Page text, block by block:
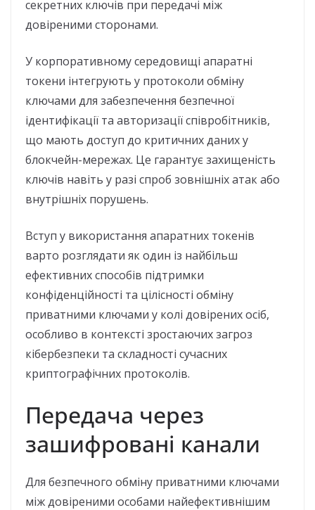
секретних ключів при передачі між
довіреними сторонами.
У корпоративному середовищі апаратні
токени інтегрують у протоколи обміну
ключами для забезпечення безпечної
ідентифікації та авторизації співробітників,
що мають доступ до критичних даних у
блокчейн-мережах. Це гарантує захищеність
ключів навіть у разі спроб зовнішніх атак або
внутрішніх порушень.
Вступ у використання апаратних токенів
варто розглядати як один із найбільш
ефективних способів підтримки
конфіденційності та цілісності обміну
приватними ключами у колі довірених осіб,
особливо в контексті зростаючих загроз
кібербезпеки та складності сучасних
криптографічних протоколів.
Передача через
зашифровані канали
Для безпечного обміну приватними ключами
між довіреними особами найефективнішим